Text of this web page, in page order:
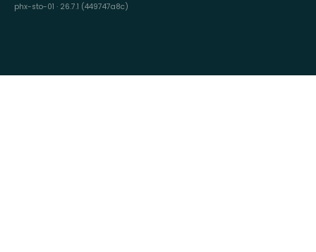
phx-sto-01 · 26.7.1 (449747a8c)